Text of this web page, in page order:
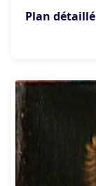
Plan